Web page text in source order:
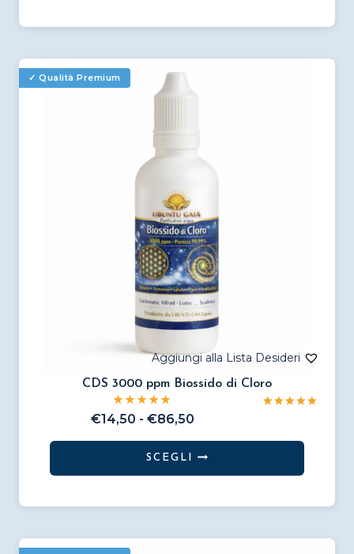
CDS 3000 ppm Biossido di Cloro
€14,50 - €86,50
prezzo:
a
SCEGLI
prodotto
più